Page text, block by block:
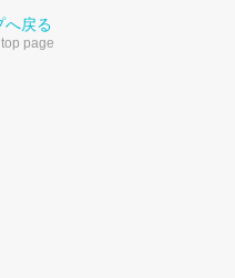
へ戻る
page